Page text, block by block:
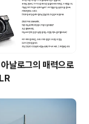
날로그의 매력으로